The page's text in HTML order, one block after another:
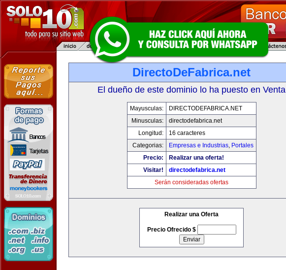
DirectoDeFabrica.net
El dueño de este dominio lo ha puesto en Venta
Mayusculas:
DIRECTODEFABRICA.NET
Minusculas:
directodefabrica.net
Longitud:
16 caracteres
Categorias:
Empresas e Industrias, Portales
Precio:
Realizar una oferta!
Visitar!
directodefabrica.net
Serán consideradas ofertas
Realizar una Oferta
Precio Ofrecido $